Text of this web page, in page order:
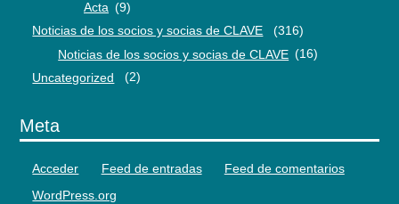
Acta (9)
Noticias de los socios y socias de CLAVE
(316)
Noticias de los socios y socias de CLAVE (16)
Uncategorized
(2)
Meta
Acceder Feed de entradas
Feed de comentarios
WordPress.org